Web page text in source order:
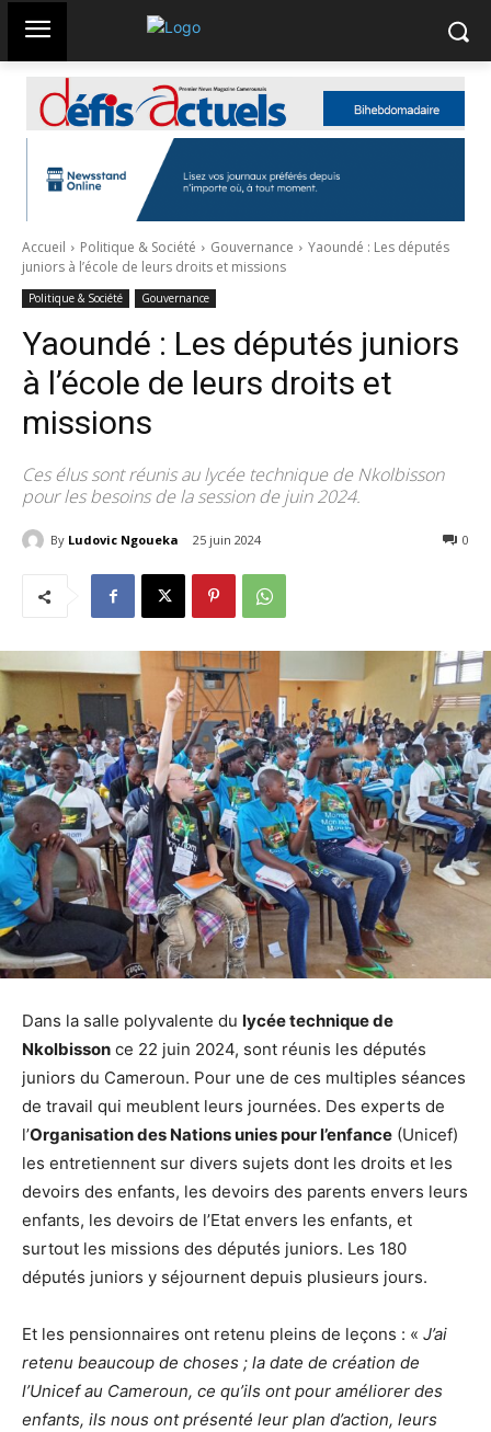
Accueil Politique & Société Gouvernance
Yaoundé : Les députés
juniors à l’école de leurs droits et missions
Politique & Société Gouvernance
Yaoundé : Les députés juniors
à l’école de leurs droits et
missions
Ces élus sont réunis au lycée technique de Nkolbisson
pour les besoins de la session de juin 2024.
By Ludovic Ngoueka 25 juin 2024 0
Dans la salle polyvalente du lycée technique de
Nkolbisson ce 22 juin 2024, sont réunis les députés
juniors du Cameroun. Pour une de ces multiples séances
de travail qui meublent leurs journées. Des experts de
l’Organisation des Nations unies pour l’enfance (Unicef)
les entretiennent sur divers sujets dont les droits et les
devoirs des enfants, les devoirs des parents envers leurs
enfants, les devoirs de l’Etat envers les enfants, et
surtout les missions des députés juniors. Les 180
députés juniors y séjournent depuis plusieurs jours.
Et les pensionnaires ont retenu pleins de leçons : « J’ai
retenu beaucoup de choses ; la date de création de
l’Unicef au Cameroun, ce qu’ils ont pour améliorer des
enfants, ils nous ont présenté leur plan d’action, leurs